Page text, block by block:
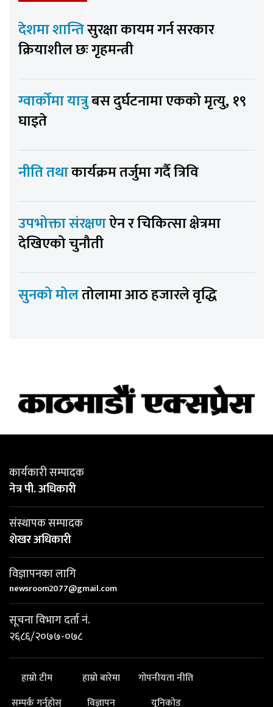
देशमा शान्तिसुरक्षा कायम गर्न सरकार
क्रियाशील छः गृहमन्त्री
ग्वार्कोमा यात्रुबस दुर्घटनामा एकको मृत्यु, १९
घाइते
नीति तथाकार्यक्रम तर्जुमा गर्दै त्रिवि
उपभोक्ता संरक्षणऐन र चिकित्सा क्षेत्रमा
देखिएको चुनौती
सुनको मोलतोलामा आठ हजारले वृद्धि
कार्यकारी सम्पादक
नेत्र पी. अधिकारी
संस्थापक सम्पादक
शेखर अधिकारी
विज्ञापनका लागि
newsroom2077@gmail.com
सूचना विभाग दर्ता नं.
२६८६/२०७७-०७८
हाम्रो टीम हाम्रो बारेमा
गोपनीयता नीति
सम्पर्क गर्नुहोस्
विज्ञापन यूनिकोड